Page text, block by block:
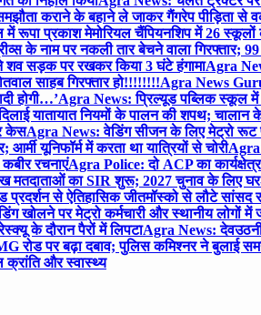
कराने के बहाने ले जाकर गैंगरेप पीड़िता से
रूपा प्रकाश मेमोरियल चैंपियनशिप में 26 स्कूलों
के नाम पर नकली तार बेचने वाला गिरफ्तार;
शव सड़क पर रखकर किया 3 घंटे हंगामाAgra
साहब गिरफ्तार हो!!!!!!!!Agra News
होगी…’Agra News: प्रिल्यूड पब्लिक स्कूल में
यातायात नियमों के पालन की शपथ;
केसAgra News: वेडिंग सीजन के लिए मेट्रो रूट
यूनिफॉर्म में करता था यात्रियों से चोरीAgra
रचनाएंAgra Police: दो ACP का
मतदाताओं का SIR शुरू; 2027 चुनाव के लिए
प्रदर्शन से ऐतिहासिक जीतमॉस्को से लौटे सांसद
खोलने पर मेट्रो कर्मचारी और स्थानीय लोगों में
के दौरान पैरों में लिपटाAgra News: देवउठनी
रोड पर बढ़ा दबाव; पुलिस कमिश्नर ने बुलाई
क्रांति और स्वास्थ्य